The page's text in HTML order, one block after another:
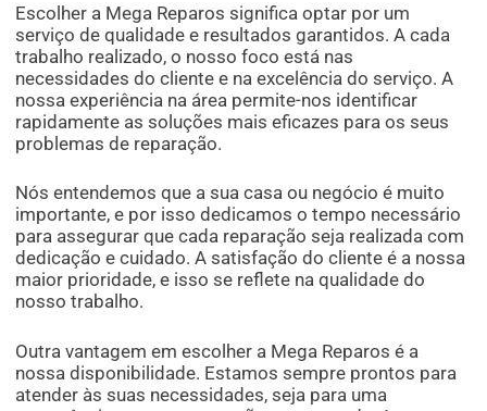
Escolher a Mega Reparos significa optar por um
serviço de qualidade e resultados garantidos. A cada
trabalho realizado, o nosso foco está nas
necessidades do cliente e na excelência do serviço. A
nossa experiência na área permite-nos identificar
rapidamente as soluções mais eficazes para os seus
problemas de reparação.
Nós entendemos que a sua casa ou negócio é muito
importante, e por isso dedicamos o tempo necessário
para assegurar que cada reparação seja realizada com
dedicação e cuidado. A satisfação do cliente é a nossa
maior prioridade, e isso se reflete na qualidade do
nosso trabalho.
Outra vantagem em escolher a Mega Reparos é a
nossa disponibilidade. Estamos sempre prontos para
atender às suas necessidades, seja para uma